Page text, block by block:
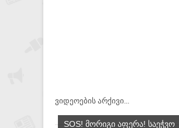
ვიდეოების არქივი...
SOS! ᲛᲝᲠᲘᲒᲘ ᲐᲤᲔᲠᲐ! ᲡᲐᲔᲭᲕᲝ